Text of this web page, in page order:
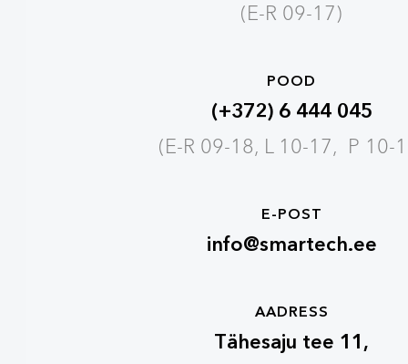
(E-R 09-17)
POOD
(+372) 6 444 045
(E-R 09-18, L 10-17, P 10-
E-POST
info@smartech.ee
AADRESS
Tähesaju tee 11,